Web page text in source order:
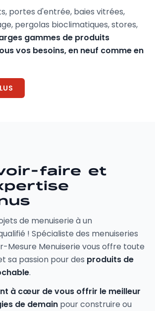
portes d'entrée, baies vitrées,
pergolas bioclimatiques, stores,
gammes de produits
vos besoins, en neuf comme en
faire et
de menuiserie à un
! Spécialiste des menuiseries
Mesure Menuiserie vous offre toute
sa passion pour des produits de
.
à cœur de vous offrir le meilleur
de demain pour construire ou